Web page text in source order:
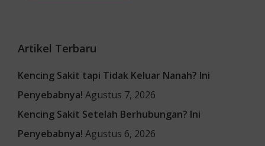
Artikel Terbaru
Kencing Sakit tapi Tidak Keluar Nanah? Ini
Penyebabnya! Agustus 7, 2026
Kencing Sakit Setelah Berhubungan? Ini
Penyebabnya! Agustus 6, 2026